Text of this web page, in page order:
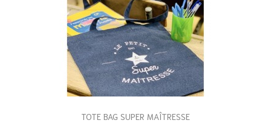
TOTE BAG SUPER MAÎTRESSE